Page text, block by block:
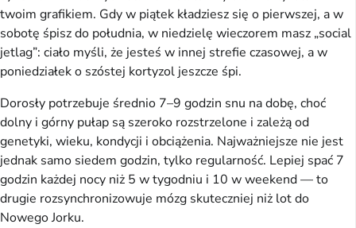
twoim grafikiem. Gdy w piątek kładziesz się o pierwszej, a w
sobotę śpisz do południa, w niedzielę wieczorem masz „social
jetlag”: ciało myśli, że jesteś w innej strefie czasowej, a w
poniedziałek o szóstej kortyzol jeszcze śpi.
Dorosły potrzebuje średnio 7–9 godzin snu na dobę, choć
dolny i górny pułap są szeroko rozstrzelone i zależą od
genetyki, wieku, kondycji i obciążenia. Najważniejsze nie jest
jednak samo siedem godzin, tylko regularność. Lepiej spać 7
godzin każdej nocy niż 5 w tygodniu i 10 w weekend — to
drugie rozsynchronizowuje mózg skuteczniej niż lot do
Nowego Jorku.